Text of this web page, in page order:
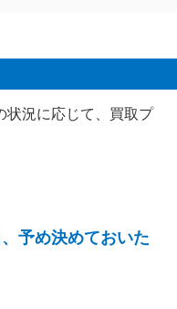
状況に応じて、買取プ
予め決めておいた